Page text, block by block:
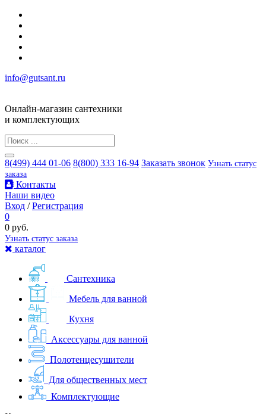
info@gutsant.ru
Онлайн-магазин сантехники
и комплектующих
8(499) 444 01-06 8(800) 333 16-94 Заказать звонок Узнать статус
заказа
Контакты
Наши видео
Вход /Регистрация
0
0 руб.
Узнать статус заказа
каталог
Сантехника
Мебель для ванной
Кухня
Аксессуары для ванной
Полотенцесушители
Для общественных мест
Комплектующие